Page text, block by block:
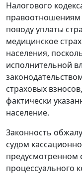
Налогового
поводу уплаты
медицинское
населения,
исполнительной
страховых
фактически
население.
Законность
судом
предусмотренном
процессуального